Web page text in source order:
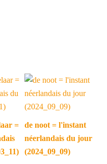
=
de noot = l'instant
néerlandais du jour
(2024_09_09)